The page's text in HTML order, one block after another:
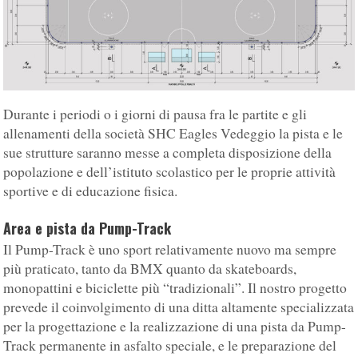
Durante i periodi o i giorni di pausa fra le partite e gli
allenamenti della società SHC Eagles Vedeggio la pista e le
sue strutture saranno messe a completa disposizione della
popolazione e dell’istituto scolastico per le proprie attività
sportive e di educazione fisica.
Area e pista da Pump-Track
Il Pump-Track è uno sport relativamente nuovo ma sempre
più praticato, tanto da BMX quanto da skateboards,
monopattini e biciclette più “tradizionali”. Il nostro progetto
prevede il coinvolgimento di una ditta altamente specializzata
per la progettazione e la realizzazione di una pista da Pump-
Track permanente in asfalto speciale, e le preparazione del